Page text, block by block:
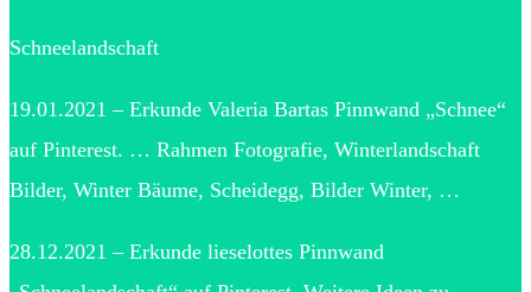
Schneelandschaft
19.01.2021 – Erkunde Valeria Bartas Pinnwand „Schnee“
auf Pinterest. … Rahmen Fotografie, Winterlandschaft
Bilder, Winter Bäume, Scheidegg, Bilder Winter, …
28.12.2021 – Erkunde lieselottes Pinnwand